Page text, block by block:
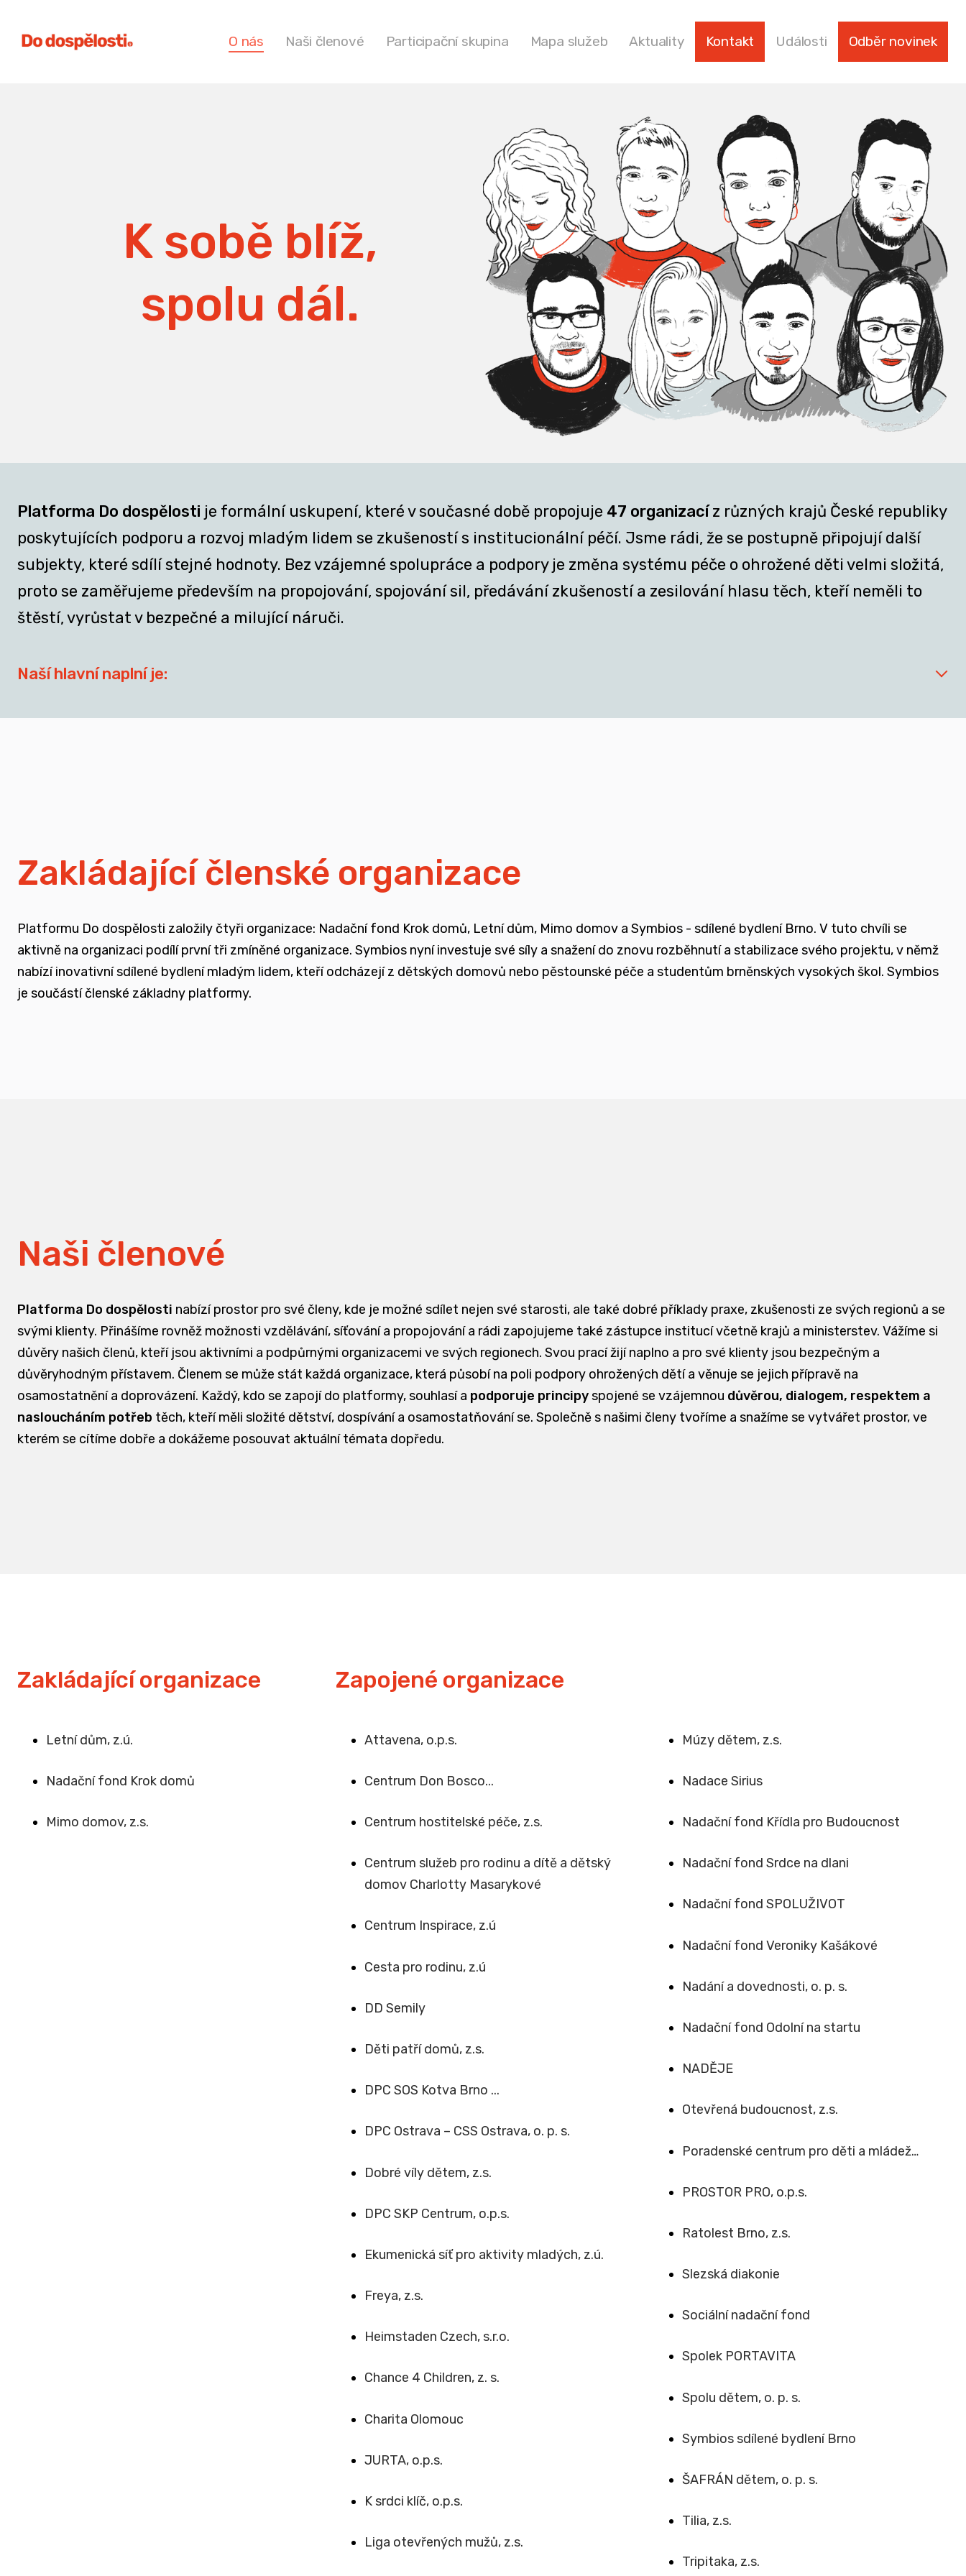
O nás Naši členové Participační skupina Mapa služeb Aktuality Kontakt Události Odběr novinek
K sobě blíž,
spolu dál.
Platforma Do dospělosti je formální uskupení, které v současné době propojuje 47 organizacíz různých krajů České republiky
poskytujících podporu a rozvoj mladým lidem se zkušeností s institucionální péčí. Jsme rádi, že se postupně připojují další
subjekty, které sdílí stejné hodnoty. Bez vzájemné spolupráce a podpory je změna systému péče o ohrožené děti velmi složitá,
proto se zaměřujeme především na propojování, spojování sil, předávání zkušeností a zesilování hlasu těch, kteří neměli to
štěstí, vyrůstat v bezpečné a milující náruči.
Naší hlavní naplní je:
rozvíjet dialog a vést kontruktivní debaty spojené se změnou systému péče o ohrožené děti
podporovat vzdělání a osvětu nejen u svých členů, ale také u odborné veřejnosti
měnit pohledy na práci s traumatizovanými dětmi
Zakládající členské organizace
Platformu Do dospělosti založily čtyři organizace: Nadační fond Krok domů, Letní dům, Mimo domov a Symbios - sdílené bydlení Brno. V tuto chvíli se
aktivně na organizaci podílí první tři zmíněné organizace. Symbios nyní investuje své síly a snažení do znovu rozběhnutí a stabilizace svého projektu, v němž
nabízí inovativní sdílené bydlení mladým lidem, kteří odcházejí z dětských domovů nebo pěstounské péče a studentům brněnských vysokých škol. Symbios
je součástí členské základny platformy.
Naši členové
Platforma Do dospělosti nabízí prostor pro své členy, kde je možné sdílet nejen své starosti, ale také dobré příklady praxe, zkušenosti ze svých regionů a se
svými klienty. Přinášíme rovněž možnosti vzdělávání, síťování a propojování a rádi zapojujeme také zástupce institucí včetně krajů a ministerstev. Vážíme si
důvěry našich členů, kteří jsou aktivními a podpůrnými organizacemi ve svých regionech. Svou prací žijí naplno a pro své klienty jsou bezpečným a
důvěryhodným přístavem. Členem se může stát každá organizace, která působí na poli podpory ohrožených dětí a věnuje se jejich přípravě na
osamostatnění a doprovázení. Každý, kdo se zapojí do platformy, souhlasí a podporuje principyspojené se vzájemnou důvěrou, dialogem, respektem a
nasloucháním potřeb těch, kteří měli složité dětství, dospívání a osamostatňování se. Společně s našimi členy tvoříme a snažíme se vytvářet prostor, ve
kterém se cítíme dobře a dokážeme posouvat aktuální témata dopředu.
Zakládající organizace
Letní dům, z.ú.
Nadační fond Krok domů
Mimo domov, z.s.
Zapojené organizace
Attavena, o.p.s.
Centrum Don Bosco...
Centrum hostitelské péče, z.s.
Centrum služeb pro rodinu a dítě a dětský
domov Charlotty Masarykové
Centrum Inspirace, z.ú
Cesta pro rodinu, z.ú
DD Semily
Děti patří domů, z.s.
DPC SOS Kotva Brno ...
DPC Ostrava – CSS Ostrava, o. p. s.
Dobré víly dětem, z.s.
DPC SKP Centrum, o.p.s.
Ekumenická síť pro aktivity mladých, z.ú.
Freya, z.s.
Heimstaden Czech, s.r.o.
Chance 4 Children, z. s.
Charita Olomouc
JURTA, o.p.s.
K srdci klíč, o.p.s.
Liga otevřených mužů, z.s.
Múzy dětem, z.s.
Nadace Sirius
Nadační fond Křídla pro Budoucnost
Nadační fond Srdce na dlani
Nadační fond SPOLUŽIVOT
Nadační fond Veroniky Kašákové
Nadání a dovednosti, o. p. s.
Nadační fond Odolní na startu
NADĚJE
Otevřená budoucnost, z.s.
Poradenské centrum pro děti a mládež…
PROSTOR PRO, o.p.s.
Ratolest Brno, z.s.
Slezská diakonie
Sociální nadační fond
Spolek PORTAVITA
Spolu dětem, o. p. s.
Symbios sdílené bydlení Brno
ŠAFRÁN dětem, o. p. s.
Tilia, z.s.
Tripitaka, z.s.